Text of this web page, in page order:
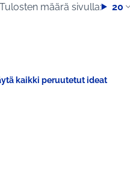
Tulosten määrä sivulla: 20
kaikki peruutetut ideat